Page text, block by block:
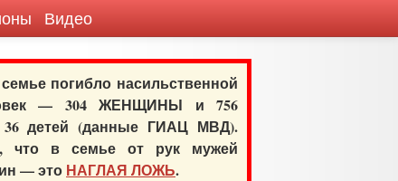
Видео
погибло насильственной
— 304 ЖЕНЩИНЫ и 756
детей (данные ГИАЦ МВД).
, что в семье от рук мужей
— это НАГЛАЯ ЛОЖЬ.